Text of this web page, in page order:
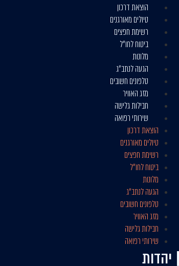
הוצאת דרכון
טיולים מאורגנים
רשימת חפצים
ביטוח לחו״ל
מלונות
הגעה לנתב״ג
טלפונים חשובים
מזג האוויר
חבילות גלישה
שירותי רפואה
הוצאת דרכון
טיולים מאורגנים
רשימת חפצים
ביטוח לחו״ל
מלונות
הגעה לנתב״ג
טלפונים חשובים
מזג האוויר
חבילות גלישה
שירותי רפואה
יהדות